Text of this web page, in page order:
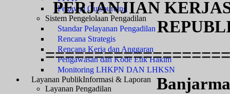
Pegawai Outsourcing
Sistem Pengelolaan Pengadilan
Standar Pelayanan Pengadilan
Rencana Strategis
Rencana Kerja dan Anggaran
Pengawasan dan Kode Etik Hakim
Monitoring LHKPN DAN LHKSN
Layanan PublikInformasi & Laporan
Layanan Pengadilan
PERJANJIAN